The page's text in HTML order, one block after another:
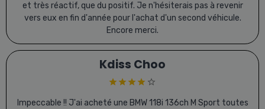
et très réactif, que du positif. Je n'hésiterais pas à revenir
vers eux en fin d'année pour l'achat d'un second véhicule.
Encore merci.
Kdiss Choo
Impeccable !! J'ai acheté une BMW 118i 136ch M Sport toutes